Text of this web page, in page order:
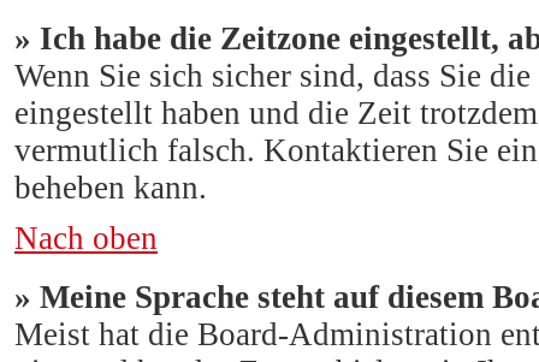
» Ich habe die Zeitzone eingestellt,
Wenn Sie sich sicher sind, dass Sie
eingestellt haben und die Zeit
vermutlich falsch. Kontaktieren Sie
beheben kann.
Nach oben
» Meine Sprache steht auf diesem
Meist hat die Board-Administration